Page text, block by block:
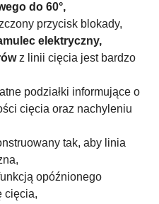
do 60°,
przycisk blokady,
elektryczny,
z linii cięcia jest bardzo
podziałki informujące o
cięcia oraz nachyleniu
tak, aby linia
opóźnionego
cięcia,